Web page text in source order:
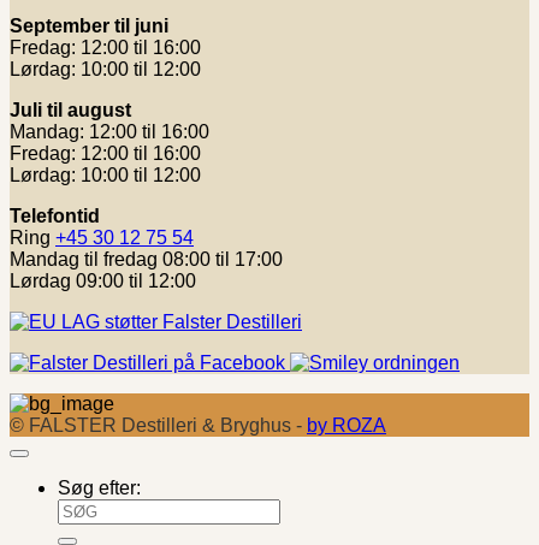
September til juni
Fredag: 12:00 til 16:00
Lørdag: 10:00 til 12:00
Juli til august
Mandag: 12:00 til 16:00
Fredag: 12:00 til 16:00
Lørdag: 10:00 til 12:00
Telefontid
Ring +45 30 12 75 54
Mandag til fredag 08:00 til 17:00
Lørdag 09:00 til 12:00
© FALSTER Destilleri & Bryghus - by ROZA
Søg efter: